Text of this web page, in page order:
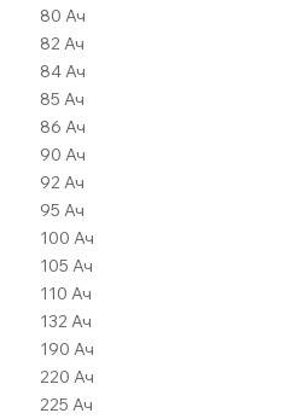
80 Ач
82 Ач
84 Ач
85 Ач
86 Ач
90 Ач
92 Ач
95 Ач
100 Ач
105 Ач
110 Ач
132 Ач
190 Ач
220 Ач
225 Ач